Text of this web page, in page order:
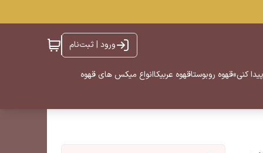
ورود | ثبت‌نام
کنی»قهوه روبوستاقهوه عربیکاانواع میکس های قهوه